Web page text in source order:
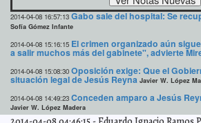
2014-04-08 16:57:13 Gabo sale del hospital: Se
Sofía Gómez Infante
2014-04-08 15:16:15 El crimen organizado aún
a salir muchos más del gabinete", advierte
2014-04-08 15:08:30 Oposición exige: Que el
situación legal de Jesús Reyna Javier W. López
2014-04-08 14:49:23 Conceden amparo a Jesús
Javier W. López Madera